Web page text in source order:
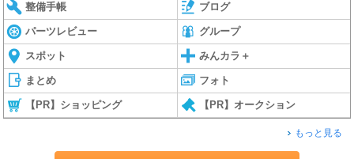
整備手帳 ブログ
パーツレビュー グループ
スポット みんカラ＋
まとめ フォト
【PR】ショッピング 【PR】オークション
もっと見る